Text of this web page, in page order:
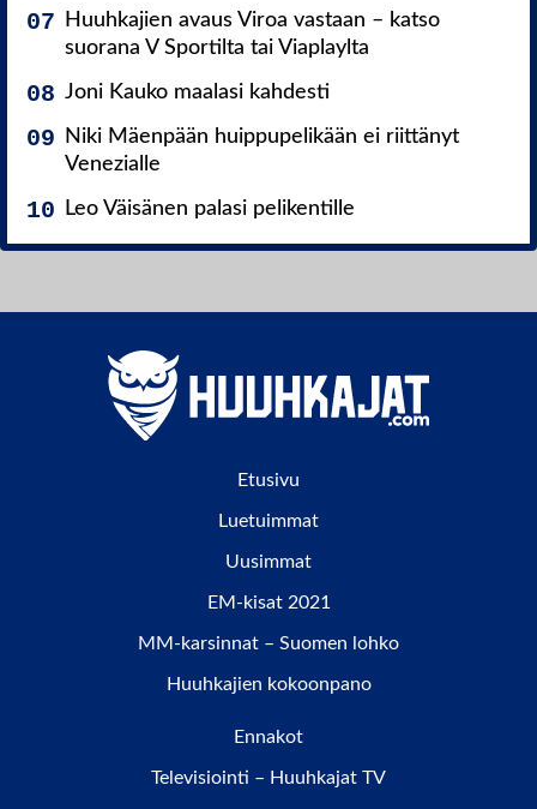
Huuhkajien avaus Viroa vastaan – katso
suorana V Sportilta tai Viaplaylta
Joni Kauko maalasi kahdesti
Niki Mäenpään huippupelikään ei riittänyt
Venezialle
Leo Väisänen palasi pelikentille
Etusivu
Luetuimmat
Uusimmat
EM-kisat 2021
MM-karsinnat – Suomen lohko
Huuhkajien kokoonpano
Ennakot
Televisiointi – Huuhkajat TV